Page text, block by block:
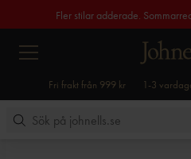
Fler stilar adderade.
Fri frakt från 999 kr 1-3